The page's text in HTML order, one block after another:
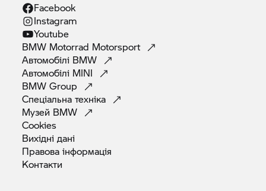
Facebook
Instagram
Youtube
BMW Motorrad Motorsport
Автомобілі BMW
Автомобілі MINI
BMWGroup
Спеціальнатехніка
Музей BMW
Cookies
Вихіднідані
Правоваінформація
Контакти